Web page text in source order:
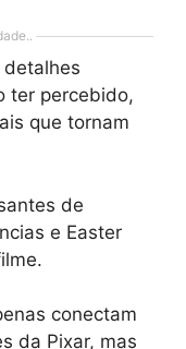
detalhes
ter percebido,
que tornam
de
e Easter
conectam
da Pixar, mas